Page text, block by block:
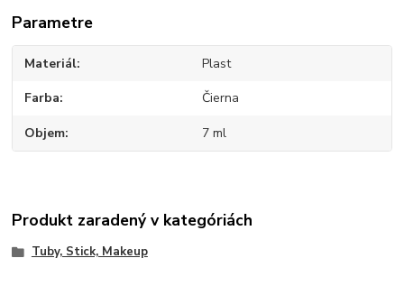
Parametre
Materiál Plast
Farba Čierna
Objem 7 ml
Produkt zaradený v kategóriách
Tuby, Stick, Makeup